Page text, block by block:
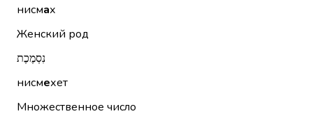
нисмах
Женский род
נִסְמֶכֶת
нисмехет
Множественное число